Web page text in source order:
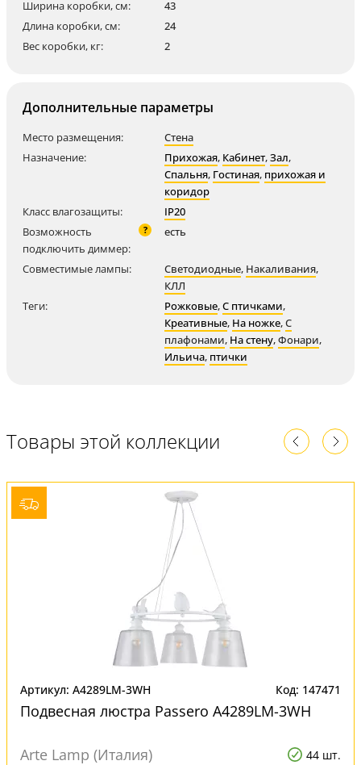
Ширина коробки, см:
43
Длина коробки, см:
24
Вес коробки, кг:
2
Дополнительные параметры
Место размещения:
Стена
Назначение:
Прихожая, Кабинет,Зал,
Спальня, Гостиная, прихожая и
коридор
Класс влагозащиты:
IP20
Возможность
подключить диммер:
? есть
Совместимые лампы: Светодиодные, Накаливания,
КЛЛ
Теги:
Рожковые,С птичками,
Креативные, На ножке,С
плафонами, На стену,Фонари,
Ильича, птички
Товары этой коллекции
Артикул: A4289LM-3WH Код: 147471
Подвесная люстра Passero A4289LM-3WH
Arte Lamp (Италия) 44 шт.